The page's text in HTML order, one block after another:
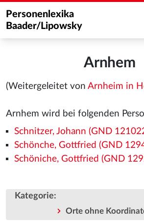
Personenlexika
Baader/Lipowsky
Arnhem
(Weitergeleitet von Arnheim in
Arnhem wird bei folgenden
Schnitzer, Johann (GND
Schönche, Gottfried (GND
Schöniche, Gottfried (GND
Kategorie:
Orte ohne